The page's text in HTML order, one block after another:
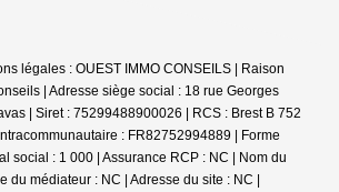
légales : OUEST IMMO CONSEILS | Raison
| Adresse siège social : 18 rue Georges
| Siret : 75299488900026 | RCS : Brest B 752
: FR82752994889 | Forme
social : 1 000 | Assurance RCP : NC | Nom du
du médiateur : NC | Adresse du site : NC |